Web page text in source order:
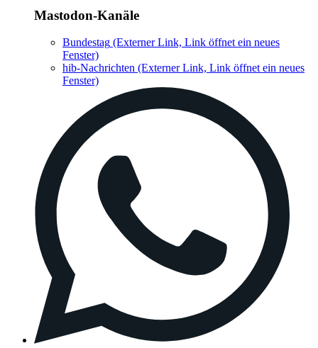
Mastodon-Kanäle
Bundestag (Externer Link, Link öffnet ein neues
Fenster)
hib-Nachrichten (Externer Link, Link öffnet ein neues
Fenster)